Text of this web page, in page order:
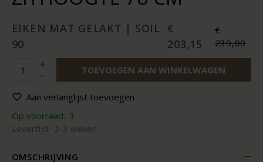
EIKEN MAT GELAKT | SOIL
90
€
203,15
€
239,00
TOEVOEGEN AAN WINKELWAGEN
Aan verlanglijst toevoegen
Op voorraad: 3
Levertijd: 2-3 weken
OMSCHRIJVING